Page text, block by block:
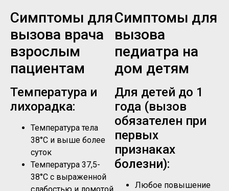
Симптомы для
вызова врача
взрослым
пациентам
Температура и
лихорадка:
Температура тела
38°C и выше более
суток
Температура 37,5-
38°C с выраженной
Симптомы для
вызова
педиатра на
дом детям
Для детей до 1
года (вызов
обязателен при
первых
признаках
болезни):
Любое повышение